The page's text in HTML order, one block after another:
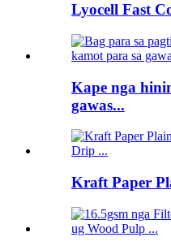
Lyocell Fast
Kape nga
gawas...
Kraft Paper